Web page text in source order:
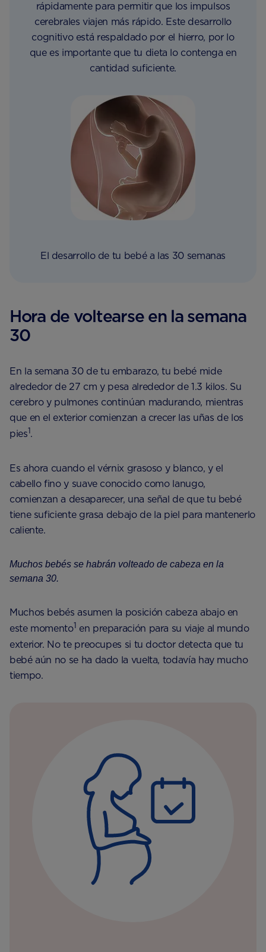
rápidamente para permitir que los impulsos
cerebrales viajen más rápido. Este desarrollo
cognitivo está respaldado por el hierro, por lo
que es importante que tu dieta lo contenga en
cantidad suficiente.
El desarrollo de tu bebé a las 30 semanas
Hora de voltearse en la semana
30
En la semana 30 de tu embarazo, tu bebé mide
alrededor de 27 cm y pesa alrededor de 1.3 kilos. Su
cerebro y pulmones continúan madurando, mientras
que en el exterior comienzan a crecer las uñas de los
pies1.
Es ahora cuando el vérnix grasoso y blanco, y el
cabello fino y suave conocido como lanugo,
comienzan a desaparecer, una señal de que tu bebé
tiene suficiente grasa debajo de la piel para mantenerlo
caliente.
Muchos bebés se habrán volteado de cabeza en la
semana 30.
Muchos bebés asumen la posición cabeza abajo en
este momento1 en preparación para su viaje al mundo
exterior. No te preocupes si tu doctor detecta que tu
bebé aún no se ha dado la vuelta, todavía hay mucho
tiempo.